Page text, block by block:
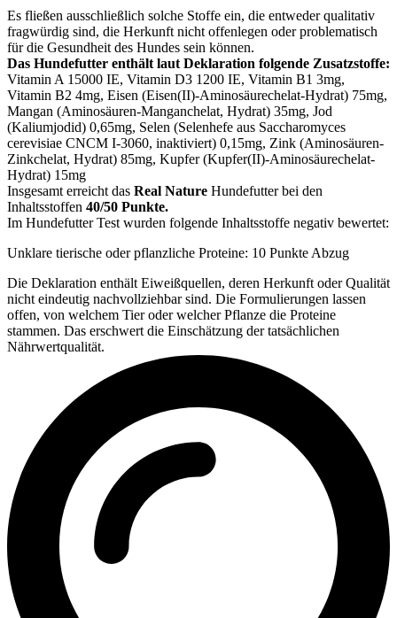
Es fließen ausschließlich solche Stoffe ein, die entweder qualitativ
fragwürdig sind, die Herkunft nicht offenlegen oder problematisch
für die Gesundheit des Hundes sein können.
Das Hundefutter enthält laut Deklaration folgende Zusatzstoffe:
Vitamin A 15000 IE, Vitamin D3 1200 IE, Vitamin B1 3mg,
Vitamin B2 4mg, Eisen (Eisen(II)-Aminosäurechelat-Hydrat) 75mg,
Mangan (Aminosäuren-Manganchelat, Hydrat) 35mg, Jod
(Kaliumjodid) 0,65mg, Selen (Selenhefe aus Saccharomyces
cerevisiae CNCM I-3060, inaktiviert) 0,15mg, Zink (Aminosäuren-
Zinkchelat, Hydrat) 85mg, Kupfer (Kupfer(II)-Aminosäurechelat-
Hydrat) 15mg
Insgesamt erreicht das Real Nature Hundefutter bei den
Inhaltsstoffen 40/50 Punkte.
Im Hundefutter Test wurden folgende Inhaltsstoffe negativ bewertet:
Unklare tierische oder pflanzliche Proteine: 10 Punkte Abzug
Die Deklaration enthält Eiweißquellen, deren Herkunft oder Qualität
nicht eindeutig nachvollziehbar sind. Die Formulierungen lassen
offen, von welchem Tier oder welcher Pflanze die Proteine
stammen. Das erschwert die Einschätzung der tatsächlichen
Nährwertqualität.